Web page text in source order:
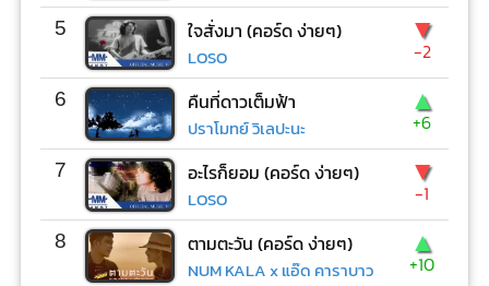
5 ใจสั่งมา (คอร์ด ง่ายๆ)
LOSO
▼
-2
6 คืนที่ดาวเต็มฟ้า
ปราโมทย์ วิเลปะนะ
▲
+6
7 อะไรก็ยอม (คอร์ด ง่ายๆ)
LOSO
▼
-1
8 ตามตะวัน (คอร์ด ง่ายๆ)
NUM KALA x แอ๊ด คาราบาว
▲
+10